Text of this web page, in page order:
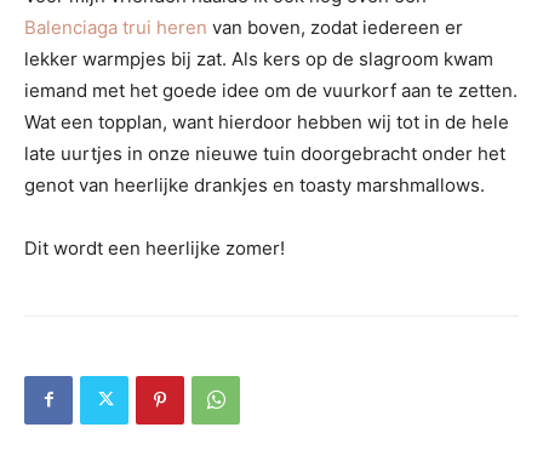
Balenciaga trui heren van boven, zodat iedereen er
lekker warmpjes bij zat. Als kers op de slagroom kwam
iemand met het goede idee om de vuurkorf aan te zetten.
Wat een topplan, want hierdoor hebben wij tot in de hele
late uurtjes in onze nieuwe tuin doorgebracht onder het
genot van heerlijke drankjes en toasty marshmallows.
Dit wordt een heerlijke zomer!